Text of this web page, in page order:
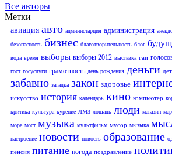
Все авторы
Метки
авиация авто администарция администрация
безопасность бизнес благотворительность блог
вода время выборы выборы 2012 выставка гаи
гост госуслуги грамотность день рождения деньги
забавно загадка закон здоровье
искусство история календарь кино компьютер
критика культура курение ЛМЗ лошадь люди магазин
море мост музыка мультфильм мусор мызыка
настроение новости новость образование
пенсия питание погода поздравление